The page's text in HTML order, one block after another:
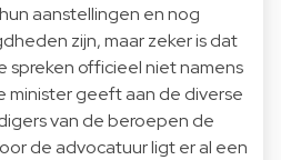
aanstellingen en nog
zijn, maar zeker is dat
spreken officieel niet namens
minister geeft aan de diverse
van de beroepen de
de advocatuur ligt er al een